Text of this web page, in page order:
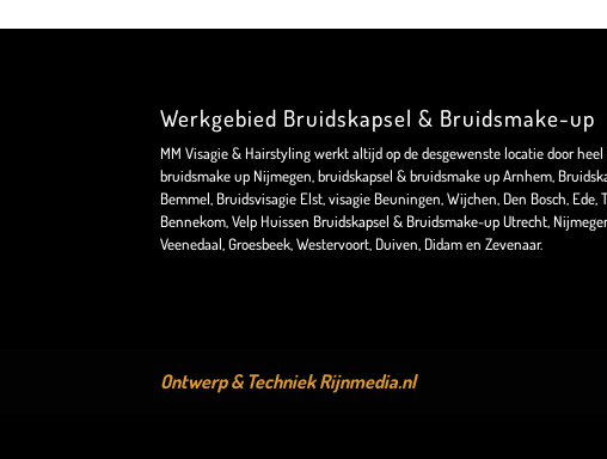
Werkgebied Bruidskapsel & Bruidsmake-up
MM Visagie & Hairstyling werkt altijd op de desgewenste locatie door
bruidsmake up Nijmegen, bruidskapsel & bruidsmake up Arnhem,
Bemmel, Bruidsvisagie Elst, visagie Beuningen, Wijchen, Den Bosch, Ede,
Bennekom, Velp Huissen Bruidskapsel & Bruidsmake-up Utrecht,
Veenedaal, Groesbeek, Westervoort, Duiven, Didam en Zevenaar.
Ontwerp & TechniekRijnmedia.nl